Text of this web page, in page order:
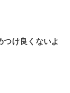
つけ良くないよ